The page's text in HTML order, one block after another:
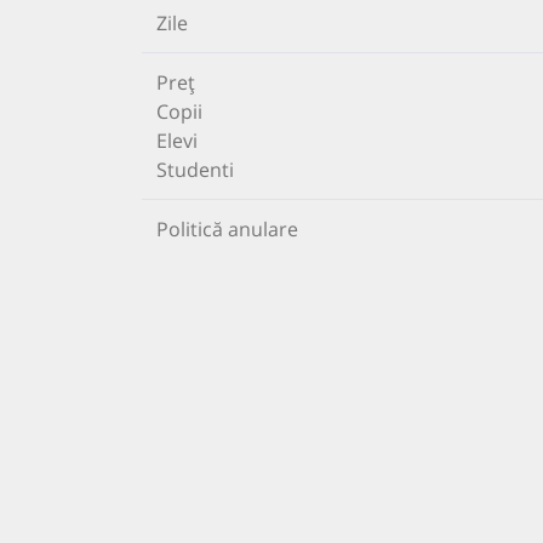
Zile
Preț
Copii
Elevi
Studenti
Politică anulare